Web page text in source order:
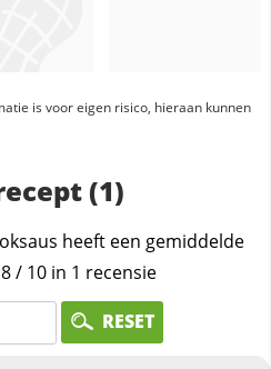
is voor eigen risico, hieraan kunnen
(1)
heeft een gemiddelde
8/ 10 in 1 recensie
RESET